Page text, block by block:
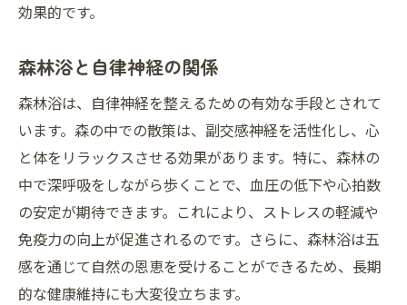
効果的です。
森林浴と自律神経の関係
森林浴は、自律神経を整えるための有効な手段とされて
います。森の中での散策は、副交感神経を活性化し、心
と体をリラックスさせる効果があります。特に、森林の
中で深呼吸をしながら歩くことで、血圧の低下や心拍数
の安定が期待できます。これにより、ストレスの軽減や
免疫力の向上が促進されるのです。さらに、森林浴は五
感を通じて自然の恩恵を受けることができるため、長期
的な健康維持にも大変役立ちます。